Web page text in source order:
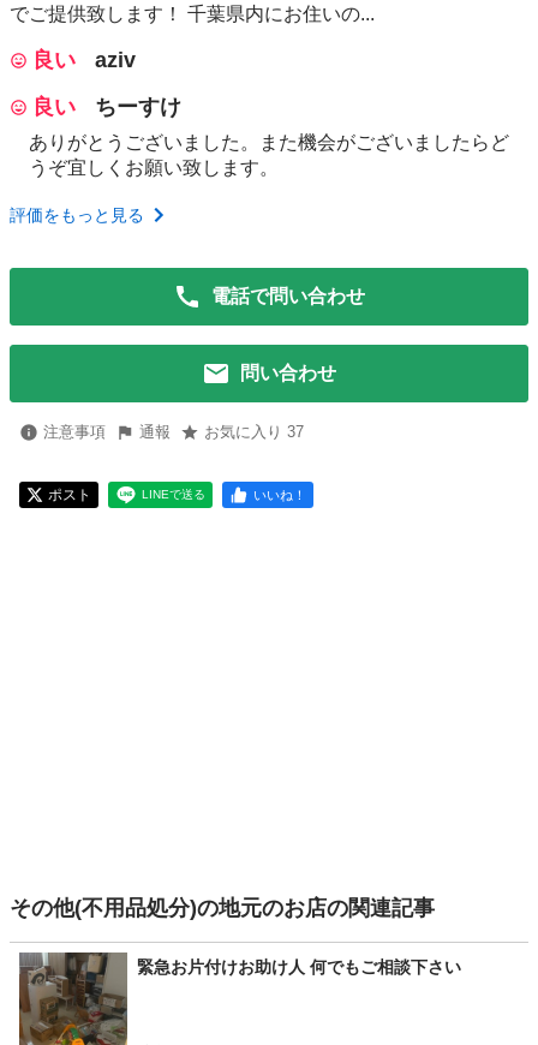
でご提供致します！ 千葉県内にお住いの...
良い
aziv
良い
ちーすけ
ありがとうございました。また機会がございましたらど
うぞ宜しくお願い致します。
評価をもっと見る
電話で問い合わせ
問い合わせ
注意事項 通報 お気に入り 37
ポスト LINEで送る いいね！
その他(不用品処分)の地元のお店の関連記事
緊急お片付けお助け人 何でもご相談下さい